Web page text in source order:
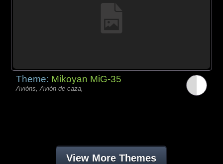
Theme: Mikoyan MiG-35
Avións, Avión de caza,
View More Themes